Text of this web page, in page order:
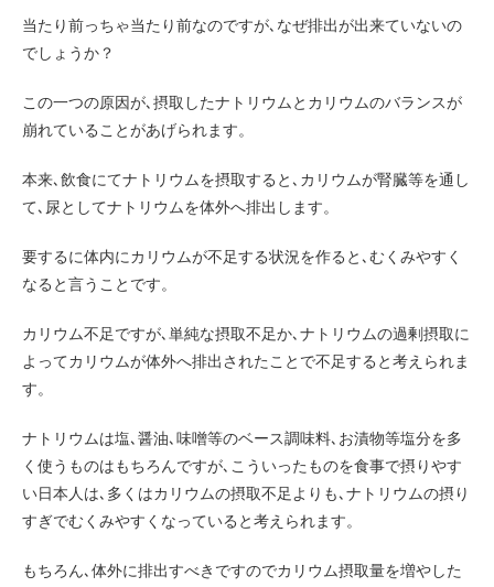
当たり前っちゃ当たり前なのですが､なぜ排出が出来ていないの
でしょうか？
この一つの原因が､摂取したナトリウムとカリウムのバランスが
崩れていることがあげられます。
本来､飲食にてナトリウムを摂取すると､カリウムが腎臓等を通し
て､尿としてナトリウムを体外へ排出します。
要するに体内にカリウムが不足する状況を作ると､むくみやすく
なると言うことです。
カリウム不足ですが､単純な摂取不足か､ナトリウムの過剰摂取に
よってカリウムが体外へ排出されたことで不足すると考えられま
す。
ナトリウムは塩､醤油､味噌等のベース調味料､お漬物等塩分を多
く使うものはもちろんですが､こういったものを食事で摂りやす
い日本人は､多くはカリウムの摂取不足よりも､ナトリウムの摂り
すぎでむくみやすくなっていると考えられます。
もちろん､体外に排出すべきですのでカリウム摂取量を増やした